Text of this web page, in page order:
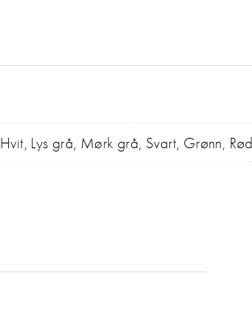
Hvit, Lys grå, Mørk grå, Svart, Grønn,